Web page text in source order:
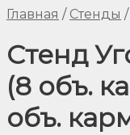
Главная / Стенды /
Стенд
(8 объ.
объ.